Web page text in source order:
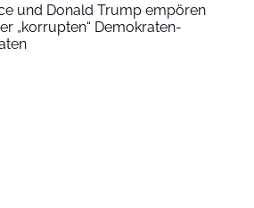
und Donald Trump empören
„korrupten“ Demokraten-